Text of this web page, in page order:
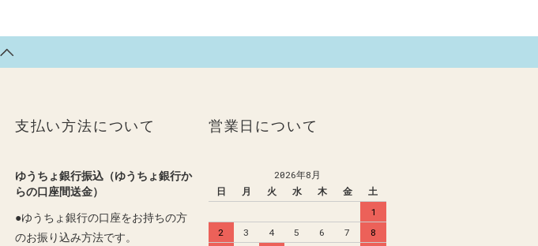
支払い方法について
ゆうちょ銀行振込（ゆうちょ銀行か
らの口座間送金）
●ゆうちょ銀行の口座をお持ちの方
のお振り込み方法です。
営業日について
2026年8月
日
月 火 水 木 金
土
1
2
3 4 5 6 7
8